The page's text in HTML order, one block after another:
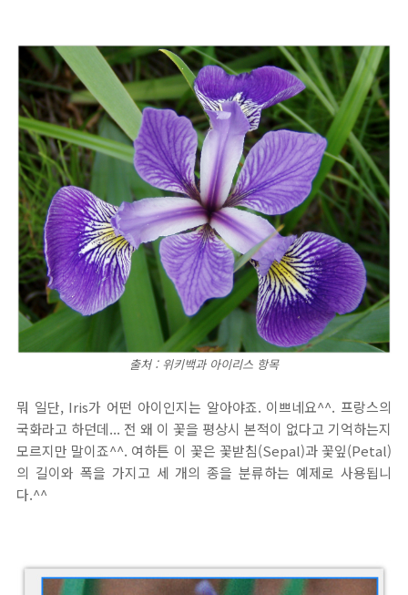
출처 : 위키백과 아이리스 항목
뭐 일단, Iris가 어떤 아이인지는 알아야죠. 이쁘네요^^. 프랑스의
국화라고 하던데... 전 왜 이 꽃을 평상시 본적이 없다고 기억하는지
모르지만 말이죠^^. 여하튼 이 꽃은 꽃받침(Sepal)과 꽃잎(Petal)
의 길이와 폭을 가지고 세 개의 종을 분류하는 예제로 사용됩니
다.^^